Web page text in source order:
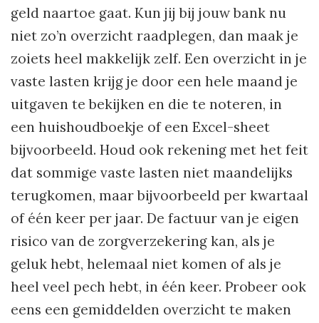
geld naartoe gaat. Kun jij bij jouw bank nu
niet zo’n overzicht raadplegen, dan maak je
zoiets heel makkelijk zelf. Een overzicht in je
vaste lasten krijg je door een hele maand je
uitgaven te bekijken en die te noteren, in
een huishoudboekje of een Excel-sheet
bijvoorbeeld. Houd ook rekening met het feit
dat sommige vaste lasten niet maandelijks
terugkomen, maar bijvoorbeeld per kwartaal
of één keer per jaar. De factuur van je eigen
risico van de zorgverzekering kan, als je
geluk hebt, helemaal niet komen of als je
heel veel pech hebt, in één keer. Probeer ook
eens een gemiddelden overzicht te maken